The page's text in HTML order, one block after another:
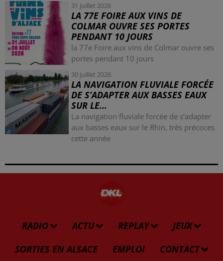
31 juillet 2026
LA 77E FOIRE AUX VINS DE
COLMAR OUVRE SES PORTES
PENDANT 10 JOURS
la 77e Foire aux vins de Colmar ouvre ses
portes pendant 10 jours
30 juillet 2026
LA NAVIGATION FLUVIALE FORCÉE
DE S’ADAPTER AUX BASSES EAUX
SUR LE...
La navigation fluviale forcée de s’adapter
aux basses eaux sur le Rhin, très précoces
cette année
RADIO ACTU REPLAY
JEUX
SORTIES EN ALSACE
EMPLOI CONTACT